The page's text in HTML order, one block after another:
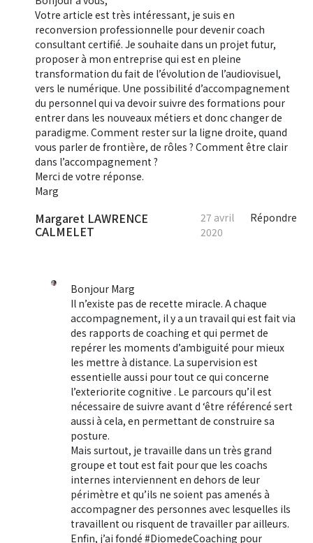
Votre article est très intéressant, je suis en
reconversion professionnelle pour devenir coach
consultant certifié. Je souhaite dans un projet futur,
proposer à mon entreprise qui est en pleine
transformation du fait de l’évolution de l’audiovisuel,
vers le numérique. Une possibilité d’accompagnement
du personnel qui va devoir suivre des formations pour
entrer dans les nouveaux métiers et donc changer de
paradigme. Comment rester sur la ligne droite, quand
vous parler de frontière, de rôles ? Comment être clair
dans l’accompagnement ?
Merci de votre réponse.
Marg
Margaret LAWRENCE
CALMELET
27 avril
2020
Répondre
Bonjour Marg
Il n’existe pas de recette miracle. A chaque
accompagnement, il y a un travail qui est fait via
des rapports de coaching et qui permet de
repérer les moments d’ambiguité pour mieux
les mettre à distance. La supervision est
essentielle aussi pour tout ce qui concerne
l’exteriorite cognitive . Le parcours qu’il est
nécessaire de suivre avant d ‘être référencé sert
aussi à cela, en permettant de construire sa
posture.
Mais surtout, je travaille dans un très grand
groupe et tout est fait pour que les coachs
internes interviennent en dehors de leur
périmètre et qu’ils ne soient pas amenés à
accompagner des personnes avec lesquelles ils
travaillent ou risquent de travailler par ailleurs.
Enfin, j’ai fondé #DiomedeCoaching pour